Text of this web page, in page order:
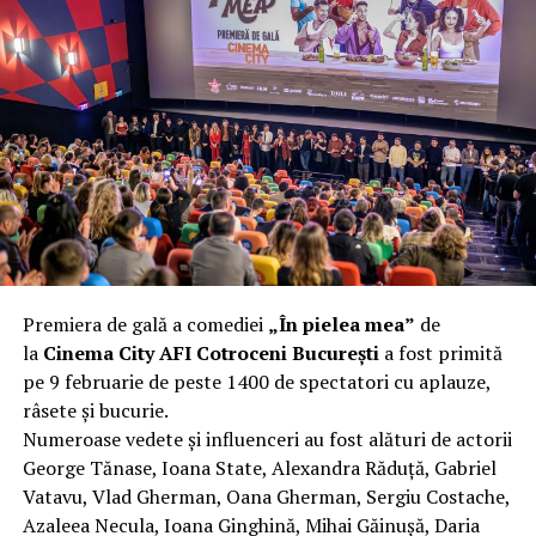
(costume).
O comedie actuală și colorată, filmul„În pielea mea”
are premiera națională pe 10 februarie, distribuit de
T.R.I.B.E. Films.
Mai multe detalii, imagini de la filmări, fragmente din
film și declarații din partea actorilor sunt disponibile pe
paginile social media ale filmului deFacebook,
Instagram ,TikTok.
„În Pielea Mea”este un film produs de: CB MOTION
PICTURES.
Producător asociat: MAGNETIC MEDIA PRODUCTIONS;
Producător executiv: Adela Mara.
Manager producție: Iulia Cezara Roșu.
Casting: ELEPHANT MEDIA.
Premiera de gală a comediei „În pielea mea” de
la Cinema City AFI Cotroceni Bucureștia fost primită
pe 9 februarie de peste 1400 de spectatori cu aplauze,
râsete și bucurie.
Numeroase vedete și influenceri au fost alături de actorii
George Tănase, Ioana State, Alexandra Răduță, Gabriel
Vatavu, Vlad Gherman, Oana Gherman, Sergiu Costache,
Azaleea Necula, Ioana Ginghină, Mihai Găinușă, Daria